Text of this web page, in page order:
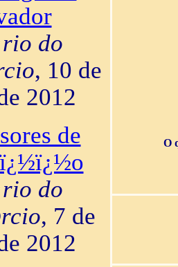
do
, 10 de
2012
de
do
, 7 de
2012
O